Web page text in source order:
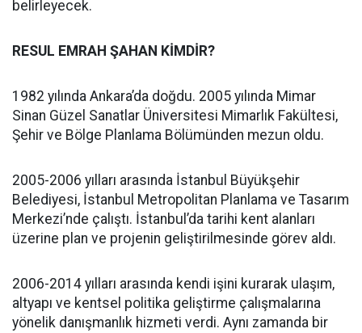
belirleyecek.
RESUL EMRAH ŞAHAN KİMDİR?
1982 yılında Ankara’da doğdu. 2005 yılında Mimar
Sinan Güzel Sanatlar Üniversitesi Mimarlık Fakültesi,
Şehir ve Bölge Planlama Bölümünden mezun oldu.
2005-2006 yılları arasında İstanbul Büyükşehir
Belediyesi, İstanbul Metropolitan Planlama ve Tasarım
Merkezi’nde çalıştı. İstanbul’da tarihi kent alanları
üzerine plan ve projenin geliştirilmesinde görev aldı.
2006-2014 yılları arasında kendi işini kurarak ulaşım,
altyapı ve kentsel politika geliştirme çalışmalarına
yönelik danışmanlık hizmeti verdi. Aynı zamanda bir